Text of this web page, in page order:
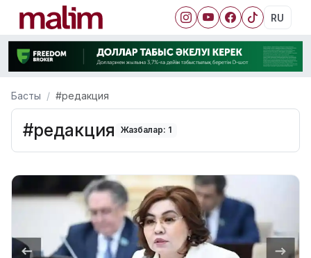
RU
Басты #редакция
#редакция Жазбалар: 1